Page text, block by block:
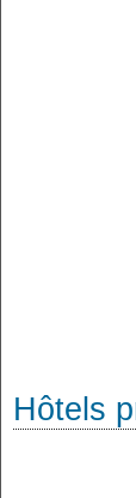
Hôtels